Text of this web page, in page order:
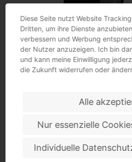
Ladegerät Freshmaster® P3 passend für
Diese Seite nutzt Website
Dritten, um ihre Dienste
verbessern und Werbung
der Nutzer anzuzeigen. Ich bin
und kann meine Einwilligung
die Zukunft widerrufen oder
Alle
Nur essenzielle
Individuelle